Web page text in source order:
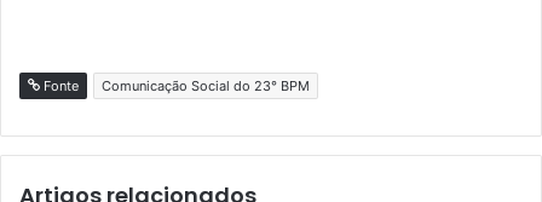
Fonte Comunicação Social do 23° BPM
Artigos relacionados